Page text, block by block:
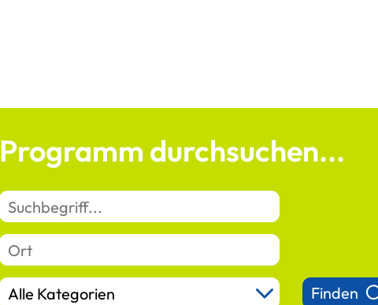
Programm durchsuchen...
Finden